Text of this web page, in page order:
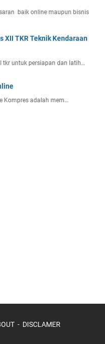
baik online maupun bisnis
XII TKR Teknik Kendaraan
tkr untuk persiapan dan latih…
Kompres adalah mem…
DISCLAMER